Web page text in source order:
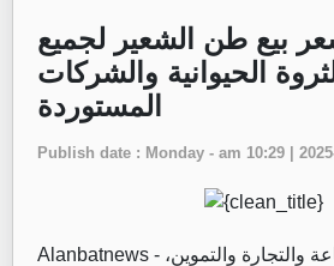
بيع طن الشعير لجميع
الحيوانية والشركات
المستوردة
Publish date : Monday - am 10:29 |
Alanbatnews - والتجارة والتموين،